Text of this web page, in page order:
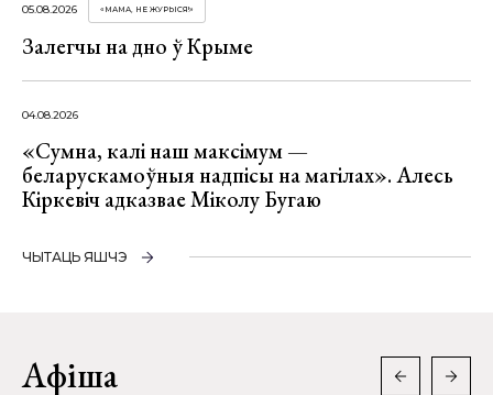
05.08.2026 «МАМА, НЕ ЖУРЫСЯ!»
Залегчы на дно ў Крыме
04.08.2026
«Сумна, калі наш максімум —
беларускамоўныя надпісы на магілах». Алесь
Кіркевіч адказвае Міколу Бугаю
ЧЫТАЦЬ ЯШЧЭ
Афіша